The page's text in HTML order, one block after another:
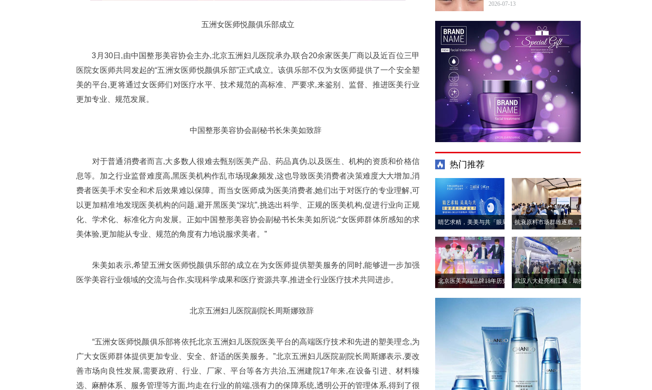
五洲女医师悦颜俱乐部成立
3月30日,由中国整形美容协会主办,北京五洲妇儿医院承办,联合20余家医美厂商以及近百位三甲
医院女医师共同发起的“五洲女医师悦颜俱乐部”正式成立。该俱乐部不仅为女医师提供了一个安全塑
美的平台,更将通过女医师们对医疗水平、技术规范的高标准、严要求,来鉴别、监督、推进医美行业
更加专业、规范发展。
中国整形美容协会副秘书长朱美如致辞
对于普通消费者而言,大多数人很难去甄别医美产品、药品真伪,以及医生、机构的资质和价格信
息等。加之行业监督难度高,黑医美机构作乱市场现象频发,这也导致医美消费者决策难度大大增加,消
费者医美手术安全和术后效果难以保障。而当女医师成为医美消费者,她们出于对医疗的专业理解,可
以更加精准地发现医美机构的问题,避开黑医美“深坑”,挑选出科学、正规的医美机构,促进行业向正规
化、学术化、标准化方向发展。正如中国整形美容协会副秘书长朱美如所说:“女医师群体所感知的求
美体验,更加能从专业、规范的角度有力地说服求美者。”
朱美如表示,希望五洲女医师悦颜俱乐部的成立在为女医师提供塑美服务的同时,能够进一步加强
医学美容行业领域的交流与合作,实现科学成果和医疗资源共享,推进全行业医疗技术共同进步。
北京五洲妇儿医院副院长周斯娜致辞
“五洲女医师悦颜俱乐部将依托北京五洲妇儿医院医美平台的高端医疗技术和先进的塑美理念,为
广大女医师群体提供更加专业、安全、舒适的医美服务。”北京五洲妇儿医院副院长周斯娜表示,要改
善市场向良性发展,需要政府、行业、厂家、平台等各方共治,五洲建院17年来,在设备引进、材料臻
选、麻醉体系、服务管理等方面,均走在行业的前端,强有力的保障系统,透明公开的管理体系,得到了很
2026-07-13
热门推荐
睛艺求精，美美与共「眼周
年轻化特色诊疗技术共研中
心」授牌落成仪式
抗衰原料市场群雄逐鹿，重
组人源化胶原蛋白已呈大
势！
北京医美高端品牌18年历史 武汉八大处亮相江城，助推